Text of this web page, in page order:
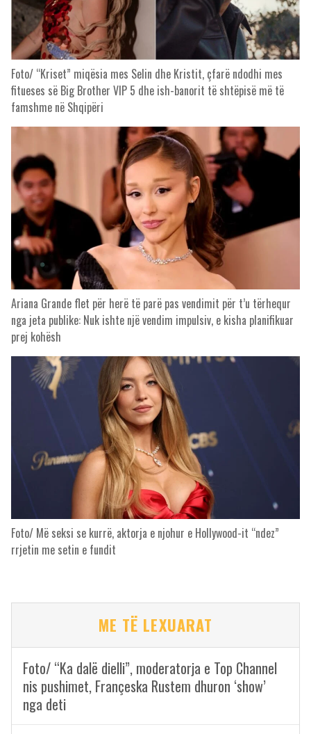
Foto/ “Kriset” miqësia mes Selin dhe Kristit, çfarë ndodhi mes
fitueses së Big Brother VIP 5 dhe ish-banorit të shtëpisë më të
famshme në Shqipëri
Ariana Grande flet për herë të parë pas vendimit për t’u tërhequr
nga jeta publike: Nuk ishte një vendim impulsiv, e kisha planifikuar
prej kohësh
Foto/ Më seksi se kurrë, aktorja e njohur e Hollywood-it “ndez”
rrjetin me setin e fundit
ME TË LEXUARAT
Foto/ “Ka dalë dielli”, moderatorja e Top Channel
nis pushimet, Françeska Rustem dhuron ‘show’
nga deti